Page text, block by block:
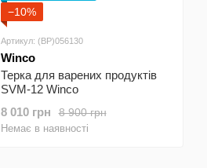
−10%
Артикул: (BP)056130
Winco
Терка для варених продуктів
SVM-12 Winco
8 900 грн
8 010 грн
Немає в наявності